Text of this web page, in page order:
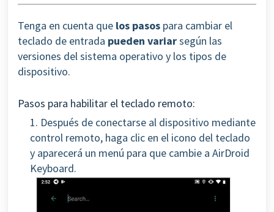
Tenga en cuenta que los pasos para cambiar el
teclado de entrada pueden variarsegún las
versiones del sistema operativo y los tipos de
dispositivo.
Pasos para habilitar el teclado remoto:
1. Después de conectarse al dispositivo mediante
control remoto, haga clic en el icono del teclado
y aparecerá un menú para que cambie a AirDroid
Keyboard.